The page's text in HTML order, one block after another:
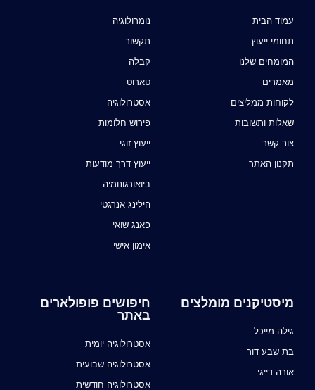
עמוד הבית
תחומי ייעוץ
המומחים שלנו
מאמרים
לקוחות ממליצים
שאלות ותשובות
צור קשר
תקנון האתר
נומרולוגיה
תקשור
קבלה
טארוט
אסטרולוגיה
פירוש חלומות
ייעוץ זוגי
ייעוץ דרך מודעות
ביואורגונומיה
הילינג אנרגטי
פאנג שואי
אימון אישי
מיסטיקנים מומלצים
גילה מייכל
בת שבע דור
אורה דייגי
חיפושים פופולארים
באתר
אסטרולוגיה יומית
אסטרולוגיה שבועית
אסטרולוגיה חודשית